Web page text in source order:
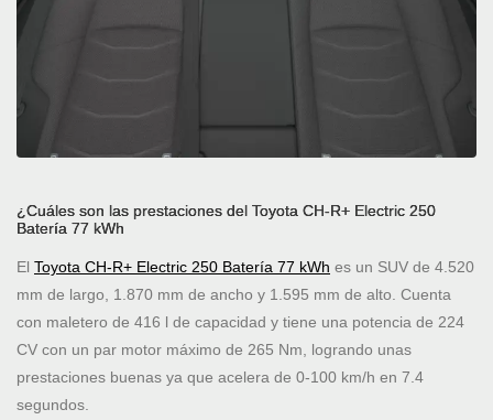
¿Cuáles son las prestaciones del Toyota CH-R+ Electric 250
Batería 77 kWh
El Toyota CH-R+ Electric 250 Batería 77 kWh es un SUV de 4.520
mm de largo, 1.870 mm de ancho y 1.595 mm de alto. Cuenta
con maletero de 416 l de capacidad y tiene una potencia de 224
CV con un par motor máximo de 265 Nm, logrando unas
prestaciones buenas ya que acelera de 0-100 km/h en 7.4
segundos.